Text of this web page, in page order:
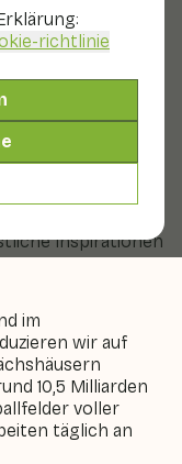
richtlinie
-
Sorgfalt und
roten Tomate
eine Welt
Inspirationen
im
wir auf
10,5 Milliarden
voller
täglich an